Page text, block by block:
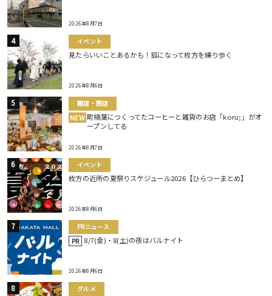
2026年8月7日
イベント
見たらいいことあるかも！狐になって枚方を練り歩く
2026年8月6日
開店・閉店
NEW 町楠葉につくってたコーヒーと雑貨のお店「koru;」がオ
ープンしてる
2026年8月7日
イベント
枚方の近所の夏祭りスケジュール2026【ひらつーまとめ】
2026年8月6日
PRニュース
PR 8/7(金)・8(土)の夜はバルナイト
2026年8月6日
グルメ